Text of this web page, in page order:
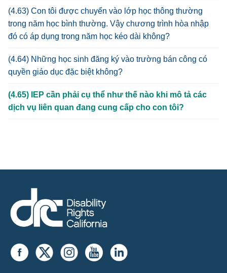
(4.63) Con tôi được chuyển vào lớp học thông thường
trong năm học bình thường. Vậy chương trình hòa nhập
đó có áp dụng trong năm học kéo dài không?
(4.64) Những học sinh đăng ký vào trường bán công có
quyền giáo dục đặc biệt không?
(4.65) IEP cần phải cụ thể như thế nào khi mô tả các
dịch vụ liên quan đang cung cấp cho con tôi?